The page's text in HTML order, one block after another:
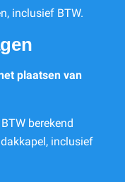
inclusief BTW.
plaatsen van
berekend
inclusief